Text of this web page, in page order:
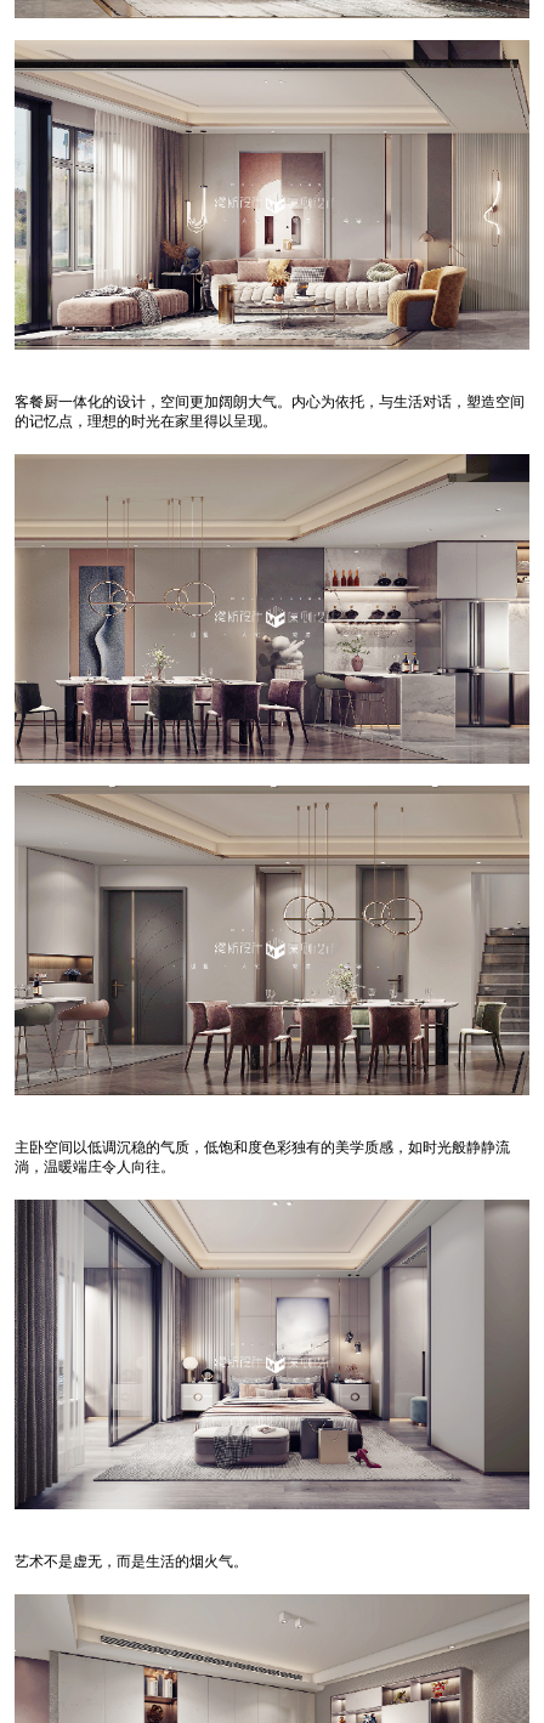
客餐厨一体化的设计，空间更加阔朗大气。内心为依托，与生活对话，塑造空间
的记忆点，理想的时光在家里得以呈现。
主卧空间以低调沉稳的气质，低饱和度色彩独有的美学质感，如时光般静静流
淌，温暖端庄令人向往。
艺术不是虚无，而是生活的烟火气。